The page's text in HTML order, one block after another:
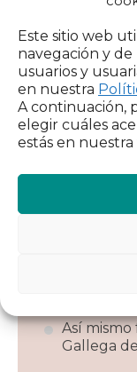
Este sitio web
navegación y
usuarios y
en nuestra
A continuación,
elegir cuáles
estás en nuestra
En el año
que fue
Ha sido
la
Así
Gallega